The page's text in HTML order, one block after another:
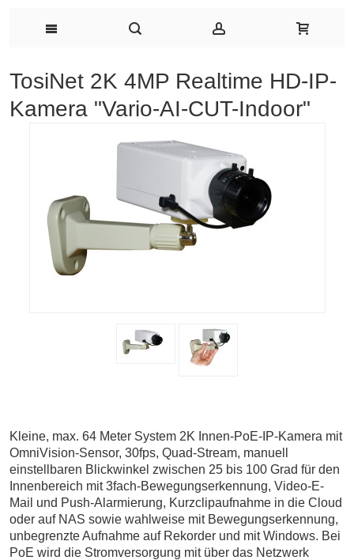
TosiNet 2K 4MP Realtime HD-IP-
Kamera "Vario-AI-CUT-Indoor"
Kleine, max. 64 Meter System 2K Innen-PoE-IP-Kamera mit
OmniVision-Sensor, 30fps, Quad-Stream, manuell
einstellbaren Blickwinkel zwischen 25 bis 100 Grad für den
Innenbereich mit 3fach-Bewegungserkennung, Video-E-
Mail und Push-Alarmierung, Kurzclipaufnahme in die Cloud
oder auf NAS sowie wahlweise mit Bewegungserkennung,
unbegrenzte Aufnahme auf Rekorder und mit Windows. Bei
PoE wird die Stromversorgung mit über das Netzwerk